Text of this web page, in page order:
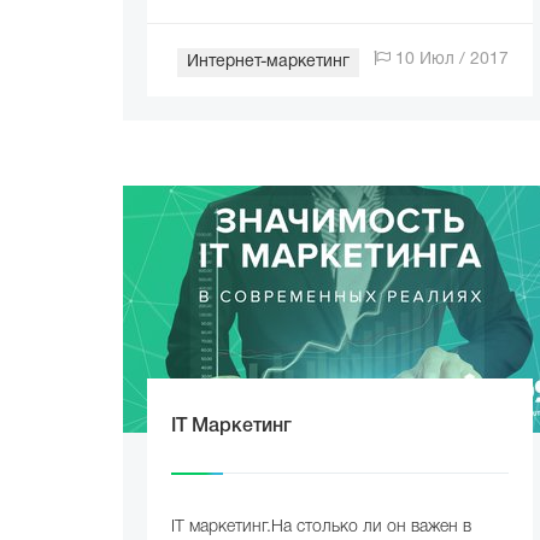
Интернет-маркетинг 10 Июл / 2017
IT Mаркетинг
IT маркетинг.На столько ли он важен в